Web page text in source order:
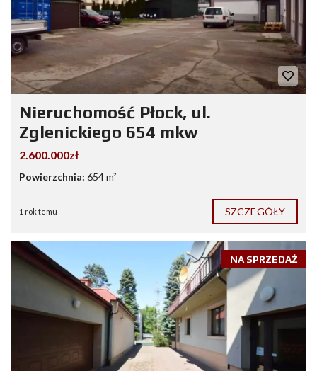
Nieruchomość Płock, ul.
Zglenickiego 654 mkw
2.600.000zł
Powierzchnia: 654 m²
1 rok temu SZCZEGÓŁY
NA SPRZEDAŻ